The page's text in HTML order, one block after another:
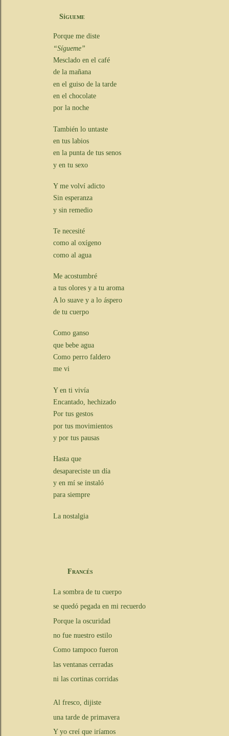
Sígueme
Porque me diste
“Sígueme”
Mesclado en el café
de la mañana
en el guiso de la tarde
en el chocolate
por la noche
También lo untaste
en tus labios
en la punta de tus senos
y en tu sexo
Y me volví adicto
Sin esperanza
y sin remedio
Te necesité
como al oxígeno
como al agua
Me acostumbré
a tus olores y a tu aroma
A lo suave y a lo áspero
de tu cuerpo
Como ganso
que bebe agua
Como perro faldero
me vi
Y en ti vivía
Encantado, hechizado
Por tus gestos
por tus movimientos
y por tus pausas
Hasta que
desapareciste un día
y en mí se instaló
para siempre
La nostalgia
Francés
La sombra de tu cuerpo
se quedó pegada en mi recuerdo
Porque la oscuridad
no fue nuestro estilo
Como tampoco fueron
las ventanas cerradas
ni las cortinas corridas
Al fresco, dijiste
una tarde de primavera
Y yo creí que iríamos